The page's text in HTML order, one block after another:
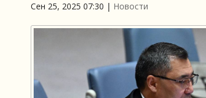
Сен 25, 2025 07:30 | Новости